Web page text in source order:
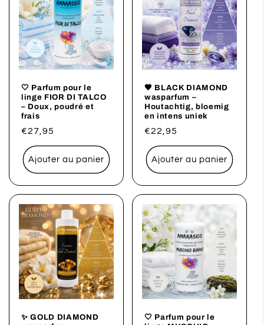
🤍 Parfum pour le
linge FIOR DI TALCO
– Doux, poudré et
frais
Prix
habituel
€27,95
Ajouter au panier
🖤 BLACK DIAMOND
wasparfum –
Houtachtig, bloemig
en intens uniek
Prix
habituel
€22,95
Ajouter au panier
✨ GOLD DIAMOND
🤍 Parfum pour le